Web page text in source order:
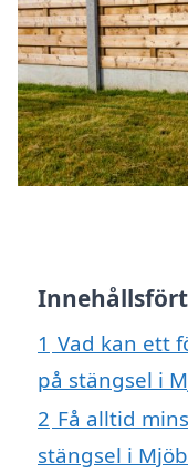
1 Vad kan ett
på stängsel i
2 Få alltid
stängsel i